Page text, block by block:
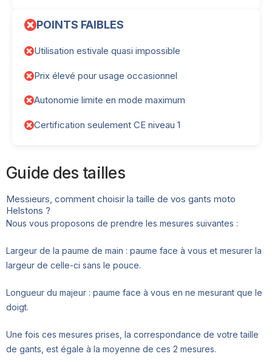
POINTS FAIBLES
Utilisation estivale quasi impossible
Prix élevé pour usage occasionnel
Autonomie limite en mode maximum
Certification seulement CE niveau 1
Guide des tailles
Messieurs, comment choisir la taille de vos gants moto
Helstons ?
Nous vous proposons de prendre les mesures suivantes :
Largeur de la paume de main : paume face à vous et mesurer la
largeur de celle-ci sans le pouce.
Longueur du majeur : paume face à vous en ne mesurant que le
doigt.
Une fois ces mesures prises, la correspondance de votre taille
de gants, est égale à la moyenne de ces 2 mesures.